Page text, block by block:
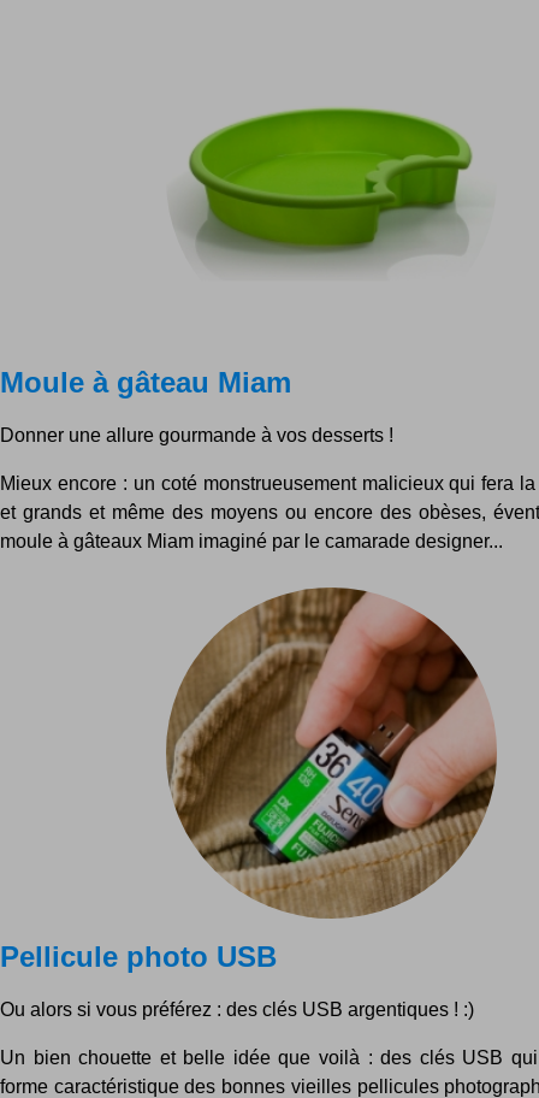
Moule à gâteau Miam
Donner une allure gourmande à vos desserts !
Mieux encore : un coté monstrueusement malicieux qui fera
et grands et même des moyens ou encore des obèses,
moule à gâteaux Miam imaginé par le camarade designer...
Pellicule photo USB
Ou alors si vous préférez : des clés USB argentiques ! :)
Un bien chouette et belle idée que voilà : des clés USB
forme caractéristique des bonnes vieilles pellicules